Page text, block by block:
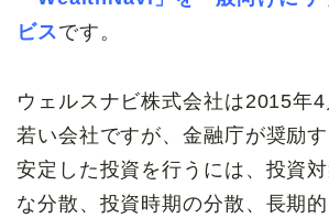
ビスです。
ウェルスナビ株式会社は2015年
若い会社ですが、金融庁が奨励
安定した投資を行うには、投資
な分散、投資時期の分散、長期